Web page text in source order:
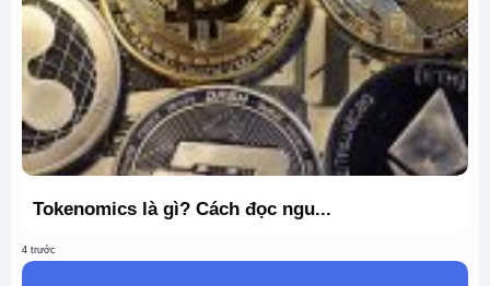
Tokenomics là gì? Cách đọc ngu...
4 trước